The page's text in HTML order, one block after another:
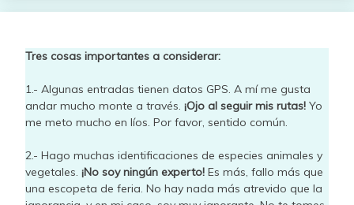
Tres cosas importantes a considerar:
1.- Algunas entradas tienen datos GPS. A mí me gusta
andar mucho monte a través. ¡Ojo al seguir mis rutas! Yo
me meto mucho en líos. Por favor, sentido común.
2.- Hago muchas identificaciones de especies animales y
vegetales. ¡No soy ningún experto! Es más, fallo más que
una escopeta de feria. No hay nada más atrevido que la